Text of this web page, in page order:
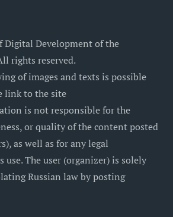
Digital Development of the
rights reserved.
of images and texts is possible
link to the site
is not responsible for the
or quality of the content posted
as well as for any legal
use. The user (organizer) is solely
Russian law by posting